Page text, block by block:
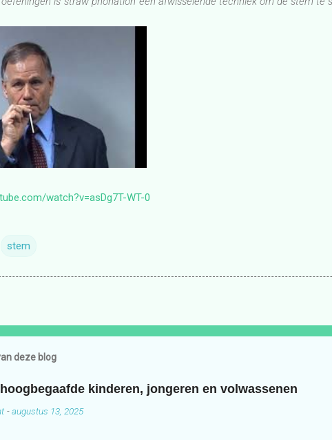
watch?v=asDg7T-WT-0
stem
deze blog
kinderen, jongeren en volwassenen
-augustus 13, 2025